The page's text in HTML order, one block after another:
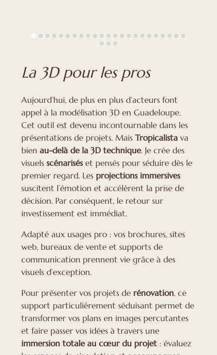
La 3D pour les pros
Aujourd’hui, de plus en plus d’acteurs font
appel à la modélisation 3D en Guadeloupe.
Cet outil est devenu incontournable dans les
présentations de projets. Mais Tropicalista va
bien au-delà de la 3D technique. Je crée des
visuels scénariséset pensés pour séduire dès le
premier regard. Les projections immersives
suscitent l’émotion et accélèrent la prise de
décision. Par conséquent, le retour sur
investissement est immédiat.
Adapté aux usages pro : vos brochures, sites
web, bureaux de vente et supports de
communication prennent vie grâce à des
visuels d’exception.
Pour présenter vos projets de rénovation, ce
support particulièrement séduisant permet de
transformer vos plans en images percutantes
et faire passer vos idées à travers une
immersion totale au cœur du projet: évaluez